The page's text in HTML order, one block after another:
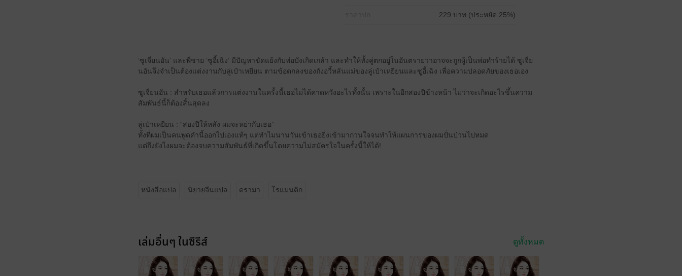
229 บาท (ประหยัด 25%)
‘ซูเจี่ยนอัน’ และพี่ชาย ‘ซูอี้เฉิง’ มีปัญหาขัดแย้งกับพ่อบังเกิดเกล้า และทำให้ทั้งคู่ตกอยู่ในอันตรายว่าอาจจะถูกผู้เป็นพ่อทำร้ายได้ ซูเจี่ย
นอันจึงจำเป็นต้องแต่งงานกับลู่เป๋าเหยียน ตามข้อตกลงของถังอวี้หลันแม่ของลู่เป๋าเหยียนและซูอี้เฉิง เพื่อความปลอดภัยของเธอเอง
ซูเจี่ยนอัน : สำหรับเธอแล้วการแต่งงานในครั้งนี้เธอไม่ได้คาดหวังอะไรทั้งนั้น เพราะในอีกสองปีข้างหน้า ไม่ว่าจะเกิดอะไรขึ้นความ
สัมพันธ์นี้ก็ต้องสิ้นสุดลง
ลู่เป๋าเหยียน : “สองปีให้หลัง ผมจะหย่ากับเธอ”
ทั้งที่ผมเป็นคนพูดคำนี้ออกไปเองแท้ๆ แต่ทำไมนานวันเข้าเธอยิ่งเข้ามากวนใจจนทำให้แผนการของผมปั่นป่วนไปหมด
แต่ถึงยังไงผมจะต้องจบความสัมพันธ์ที่เกิดขึ้นโดยความไม่สมัครใจในครั้งนี้ให้ได้!
หนังสือแปล นิยายจีนแปล ดรามา โรแมนติก
เล่มอื่นๆ ในซีรีส์ ดูทั้งหมด